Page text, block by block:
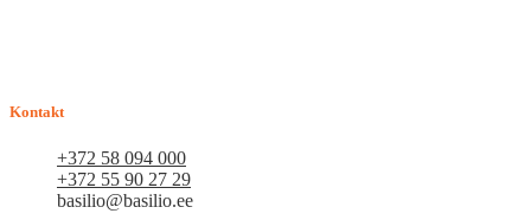
Kontakt
+372 58 094 000
+372 55 90 27 29
basilio@basilio.ee